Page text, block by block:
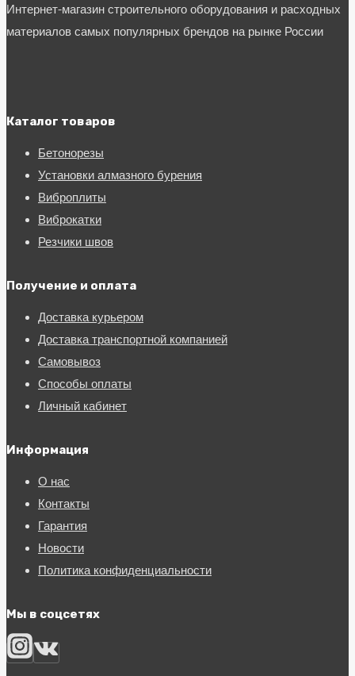
Интернет-магазин строительного оборудования и расходных
материалов самых популярных брендов на рынке России
Каталог товаров
Бетонорезы
Установки алмазного бурения
Виброплиты
Виброкатки
Резчики швов
Получение и оплата
Доставка курьером
Доставка транспортной компанией
Самовывоз
Способы оплаты
Личный кабинет
Информация
О нас
Контакты
Гарантия
Новости
Политика конфиденциальности
Мы в соцсетях